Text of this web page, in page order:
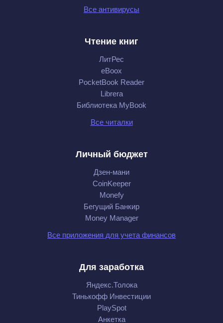
Все антивирусы
Чтение книг
ЛитРес
eBoox
PocketBook Reader
Librera
Библиотека MyBook
Все читалки
Личный бюджет
Дзен-мани
CoinKeeper
Monefy
Бегущий Банкир
Money Manager
Все приложения для учета финансов
Для заработка
Яндекс.Толока
Тинькофф Инвестиции
PlaySpot
Анкетка